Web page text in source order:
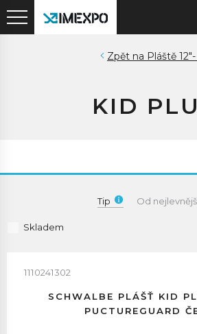
Pláště
KID
Tip Od
Skladem
1110241302
SCHWALBE PLÁŠŤ KID
PUCTUREGUARD